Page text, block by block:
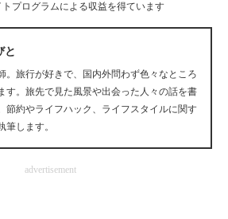
サイト
サイト
事例
プログラムによる収益を得ています
と
。旅行が好きで、国内外問わず色々なところ
す。旅先で見た風景や出会った人々の話を書
節約やライフハック、ライフスタイルに関す
筆します。
advertisement